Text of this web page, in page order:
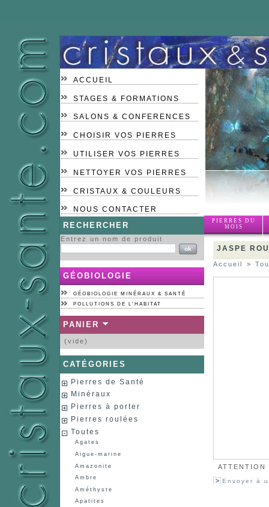
ACCUEIL
STAGES & FORMATIONS
SALONS & CONFERENCES
CHOISIR VOS PIERRES
UTILISER VOS PIERRES
NETTOYER VOS PIERRES
CRISTAUX & COULEURS
NOUS CONTACTER
PIERRES DU
MOIS
RECHERCHER
Entrez un nom de produit
GÉOBIOLOGIE
GÉOBIOLOGIE MINÉRAUX & SANTÉ
POLLUTIONS DE L'HABITAT
PANIER
(vide)
CATÉGORIES
Pierres de Santé
Minéraux
Pierres à porter
Pierres roulées
Toutes
Agates
Aigue-marine
Amazonite
Ambre
Améthyste
Apatites
JASPE
Accueil >
Envoyer à